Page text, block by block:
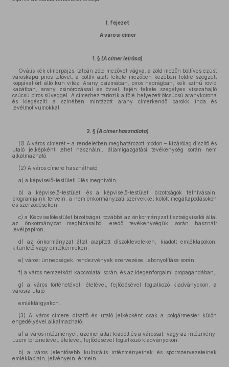
I. fejezet
A városi címer
1. § (A címer leírása)
Ovális kék címerpajzs, talpán zöld mezővel vágva, a zöld mezőn boltíves ezüst
városkapu piros tetővel, a boltív alatt fekete mezőben kezében földre szegzett
kopjával őrt álló kun vitéz. Arany csizmában, piros nadrágban, kék színű rövid
kabátban, arany zsinórozással és övvel, fején fekete szegélyes visszahajló
csúcsú piros süveggel. A címerhez tartozik a fölé helyezett ötcsúcsú aranykorona
és kiegészíti a színében mintázott arany címerkendő barokk inda és
levélmotívumokkal.
2. § (A címer használata)
(1) A város címerét – a rendeletben meghatározott módon – kizárólag díszítő és
utaló jelképként lehet használni, államigazgatási tevékenység során nem
alkalmazható.
(2) A város címere használható
a) a képviselő-testületi ülés meghívóin,
b) a képviselő-testület, és a képviselő-testületi bizottságok felhívásain,
programjaink tervein, a nem önkormányzati szervekkel kötött megállapodásokon
és szerződéseken,
c) a Képviselőtestület bizottságai, továbbá az önkormányzat tisztségviselői által
az önkormányzat megbízásaiból eredő tevékenységük során használt
levélpapíron,
d) az önkormányzat által alapított díszokleveleken, kiadott emléklapokon,
kitüntető vagy emlékérmeken,
e) városi ünnepségek, rendezvények szervezése, lebonyolítása során,
f) a város nemzetközi kapcsolatai során, és az idegenforgalmi propagandában,
g) a város történetével, életével, fejlődésével foglalkozó kiadványokon, a
városra utaló
emléktárgyakon.
(3) A város címere díszítő és utaló jelképként csak a polgármester külön
engedélyével alkalmazható:
a) a város intézményei, üzemei által kiadott és a várossal, vagy az intézmény,
üzem történetével, életével, fejlődésével foglalkozó kiadványokon,
b) a város jelentősebb kulturális intézményeinek és sportszervezeteinek
emléklapjain, jelvényein, érmein,